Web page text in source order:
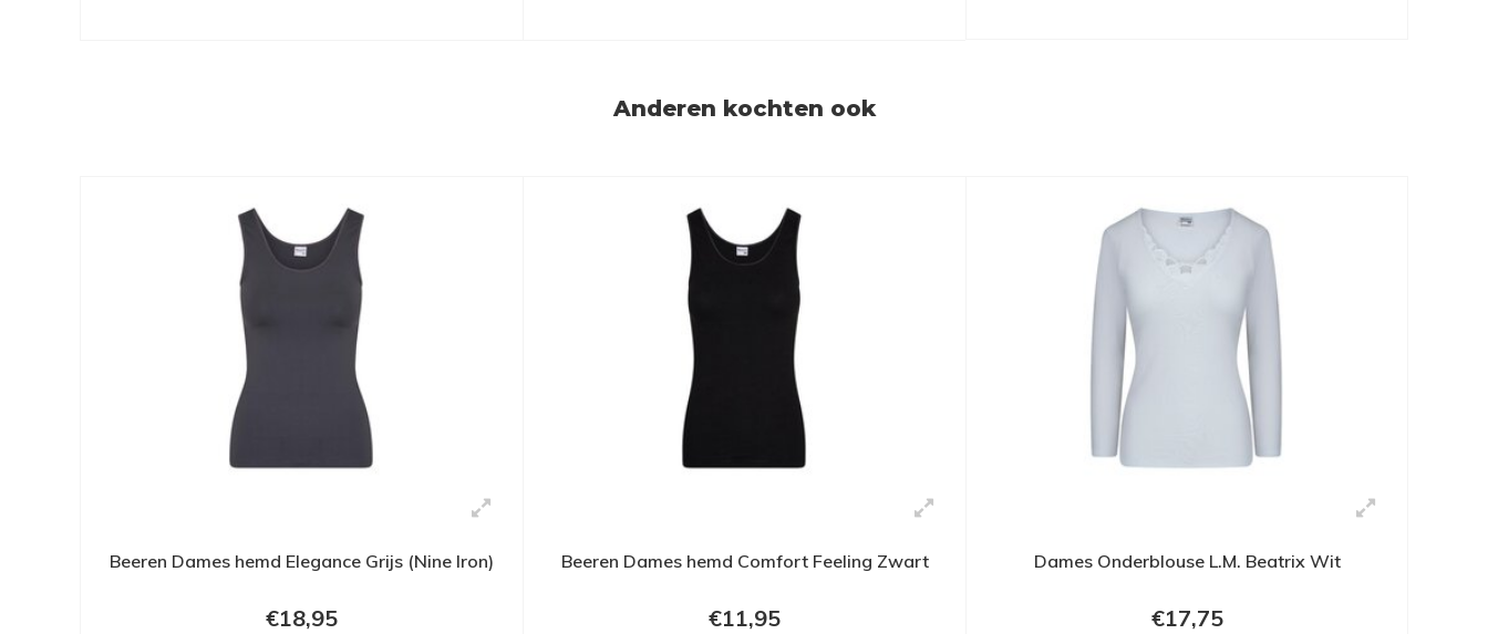
Anderen kochten ook
Beeren Dames hemd Elegance Grijs (Nine Iron)
€18,95
Beeren Dames hemd Comfort Feeling Zwart
€11,95
Dames Onderblouse L.M. Beatrix Wit
€17,75